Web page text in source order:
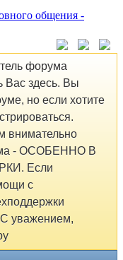
форума
Вас здесь. Вы
но если хотите
внимательно
- ОСОБЕННО В
Если
с
уважением,